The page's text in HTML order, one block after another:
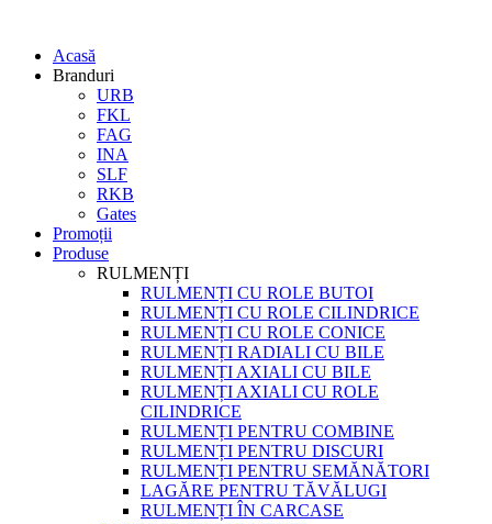
Acasă
Branduri
URB
FKL
FAG
INA
SLF
RKB
Gates
Promoții
Produse
RULMENȚI
RULMENȚI CU ROLE BUTOI
RULMENȚI CU ROLE CILINDRICE
RULMENȚI CU ROLE CONICE
RULMENȚI RADIALI CU BILE
RULMENȚI AXIALI CU BILE
RULMENȚI AXIALI CU ROLE
CILINDRICE
RULMENȚI PENTRU COMBINE
RULMENȚI PENTRU DISCURI
RULMENȚI PENTRU SEMĂNĂTORI
LAGĂRE PENTRU TĂVĂLUGI
RULMENȚI ÎN CARCASE